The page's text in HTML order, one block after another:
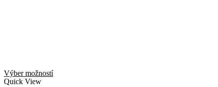
Výber možnostíTento
Quick View